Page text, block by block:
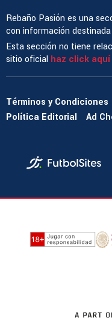
Rebaño Pasión es una
con información
Esta sección no tiene
sitio oficial haz click aquí
Términos y Condiciones
Política Editorial
Ad